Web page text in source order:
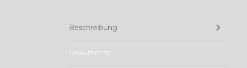
Beschreibung
Dokumente